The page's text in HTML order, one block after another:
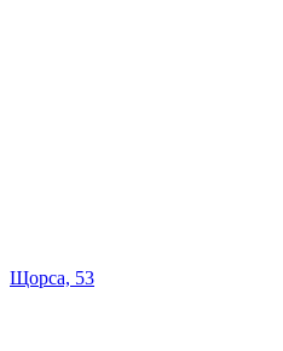
Щорса, 53